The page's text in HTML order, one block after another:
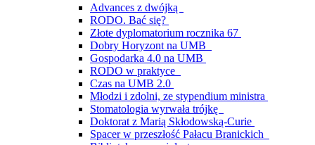
Advances z dwójką
RODO. Bać się?
Złote dyplomatorium rocznika 67
Dobry Horyzont na UMB
Gospodarka 4.0 na UMB
RODO w praktyce
Czas na UMB 2.0
Młodzi i zdolni, ze stypendium ministra
Stomatologia wyrwała trójkę
Doktorat z Marią Skłodowską-Curie
Spacer w przeszłość Pałacu Branickich